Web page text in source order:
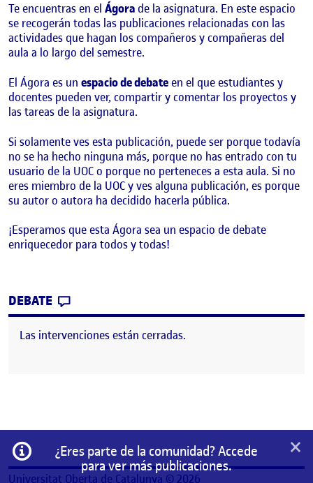
Te encuentras en el Ágora de la asignatura. En este espacio
se recogerán todas las publicaciones relacionadas con las
actividades que hagan los compañeros y compañeras del
aula a lo largo del semestre.
El Ágora es un espacio de debateen el que estudiantes y
docentes pueden ver, compartir y comentar los proyectos y
las tareas de la asignatura.
Si solamente ves esta publicación, puede ser porque todavía
no se ha hecho ninguna más, porque no has entrado con tu
usuario de la UOC o porque no perteneces a esta aula. Si no
eres miembro de la UOC y ves alguna publicación, es porque
su autor o autora ha decidido hacerla pública.
¡Esperamos que esta Ágora sea un espacio de debate
enriquecedor para todos y todas!
DEBATE
Las intervenciones están cerradas.
Información
¿Eres parte de la comunidad? Accede
para ver más publicaciones.
×
Universitat Oberta de Catalunya © 2026